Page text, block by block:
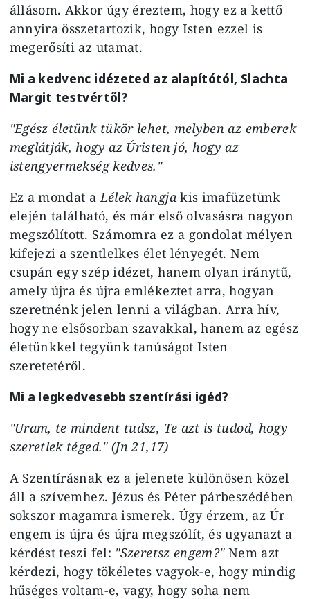
állásom. Akkor úgy éreztem, hogy ez a kettő
annyira összetartozik, hogy Isten ezzel is
megerősíti az utamat.
Mi a kedvenc idézeted az alapítótól, Slachta
Margit testvértől?
"Egész életünk tükör lehet, melyben az emberek
meglátják, hogy az Úristen jó, hogy az
istengyermekség kedves."
Ez a mondat a Lélek hangjakis imafüzetünk
elején található, és már első olvasásra nagyon
megszólított. Számomra ez a gondolat mélyen
kifejezi a szentlelkes élet lényegét. Nem
csupán egy szép idézet, hanem olyan iránytű,
amely újra és újra emlékeztet arra, hogyan
szeretnénk jelen lenni a világban. Arra hív,
hogy ne elsősorban szavakkal, hanem az egész
életünkkel tegyünk tanúságot Isten
szeretetéről.
Mi a legkedvesebb szentírási igéd?
"Uram, te mindent tudsz, Te azt is tudod, hogy
szeretlek téged." (Jn 21,17)
A Szentírásnak ez a jelenete különösen közel
áll a szívemhez. Jézus és Péter párbeszédében
sokszor magamra ismerek. Úgy érzem, az Úr
engem is újra és újra megszólít, és ugyanazt a
kérdést teszi fel: "Szeretsz engem?"Nem azt
kérdezi, hogy tökéletes vagyok-e, hogy mindig
hűséges voltam-e, vagy, hogy soha nem